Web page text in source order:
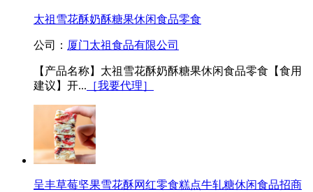
太祖雪花酥奶酥糖果休闲食品零食
公司： 厦门太祖食品有限公司
【产品名称】太祖雪花酥奶酥糖果休闲食品零食【食用
建议】开... ［我要代理］
呈丰草莓坚果雪花酥网红零食糕点牛轧糖休闲食品招商